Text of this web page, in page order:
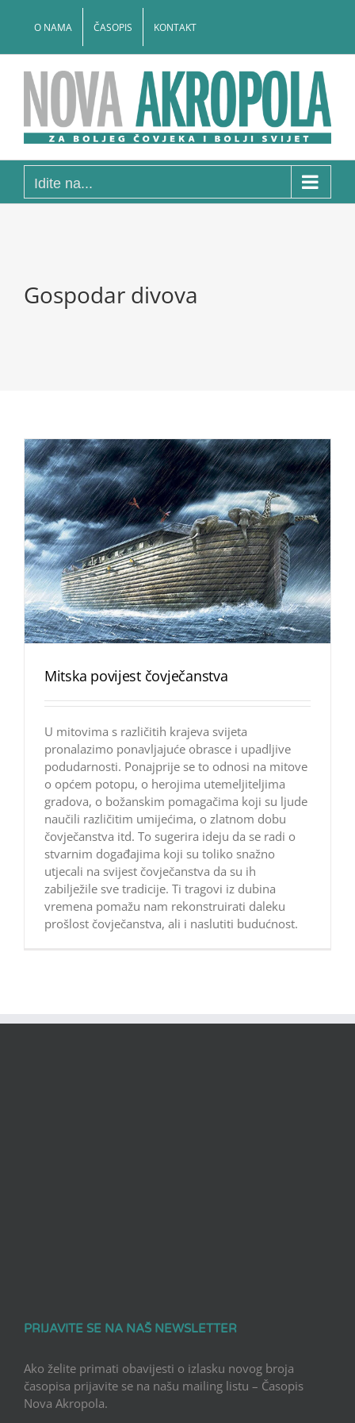
O NAMA ČASOPIS KONTAKT
Idite na...
Gospodar divova
Mitska povijest čovječanstva
U mitovima s različitih krajeva svijeta
pronalazimo ponavljajuće obrasce i upadljive
podudarnosti. Ponajprije se to odnosi na mitove
o općem potopu, o herojima utemeljiteljima
gradova, o božanskim pomagačima koji su ljude
naučili različitim umijećima, o zlatnom dobu
čovječanstva itd. To sugerira ideju da se radi o
stvarnim događajima koji su toliko snažno
utjecali na svijest čovječanstva da su ih
zabilježile sve tradicije. Ti tragovi iz dubina
vremena pomažu nam rekonstruirati daleku
prošlost čovječanstva, ali i naslutiti budućnost.
PRIJAVITE SE NA NAŠ NEWSLETTER
Ako želite primati obavijesti o izlasku novog broja
časopisa prijavite se na našu mailing listu – Časopis
Nova Akropola.